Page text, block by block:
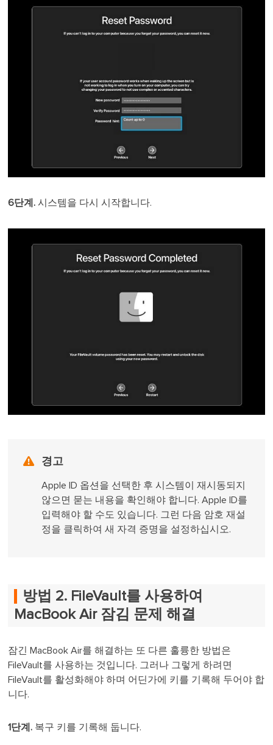
6단계. 시스템을 다시 시작합니다.
 경고
Apple ID 옵션을 선택한 후 시스템이 재시동되지
않으면 묻는 내용을 확인해야 합니다. Apple ID를
입력해야 할 수도 있습니다. 그런 다음 암호 재설
정을 클릭하여 새 자격 증명을 설정하십시오.
방법 2. FileVault를 사용하여
MacBook Air 잠김 문제 해결
잠긴 MacBook Air를 해결하는 또 다른 훌륭한 방법은
FileVault를 사용하는 것입니다. 그러나 그렇게 하려면
FileVault를 활성화해야 하며 어딘가에 키를 기록해 두어야 합
니다.
1단계. 복구 키를 기록해 둡니다.